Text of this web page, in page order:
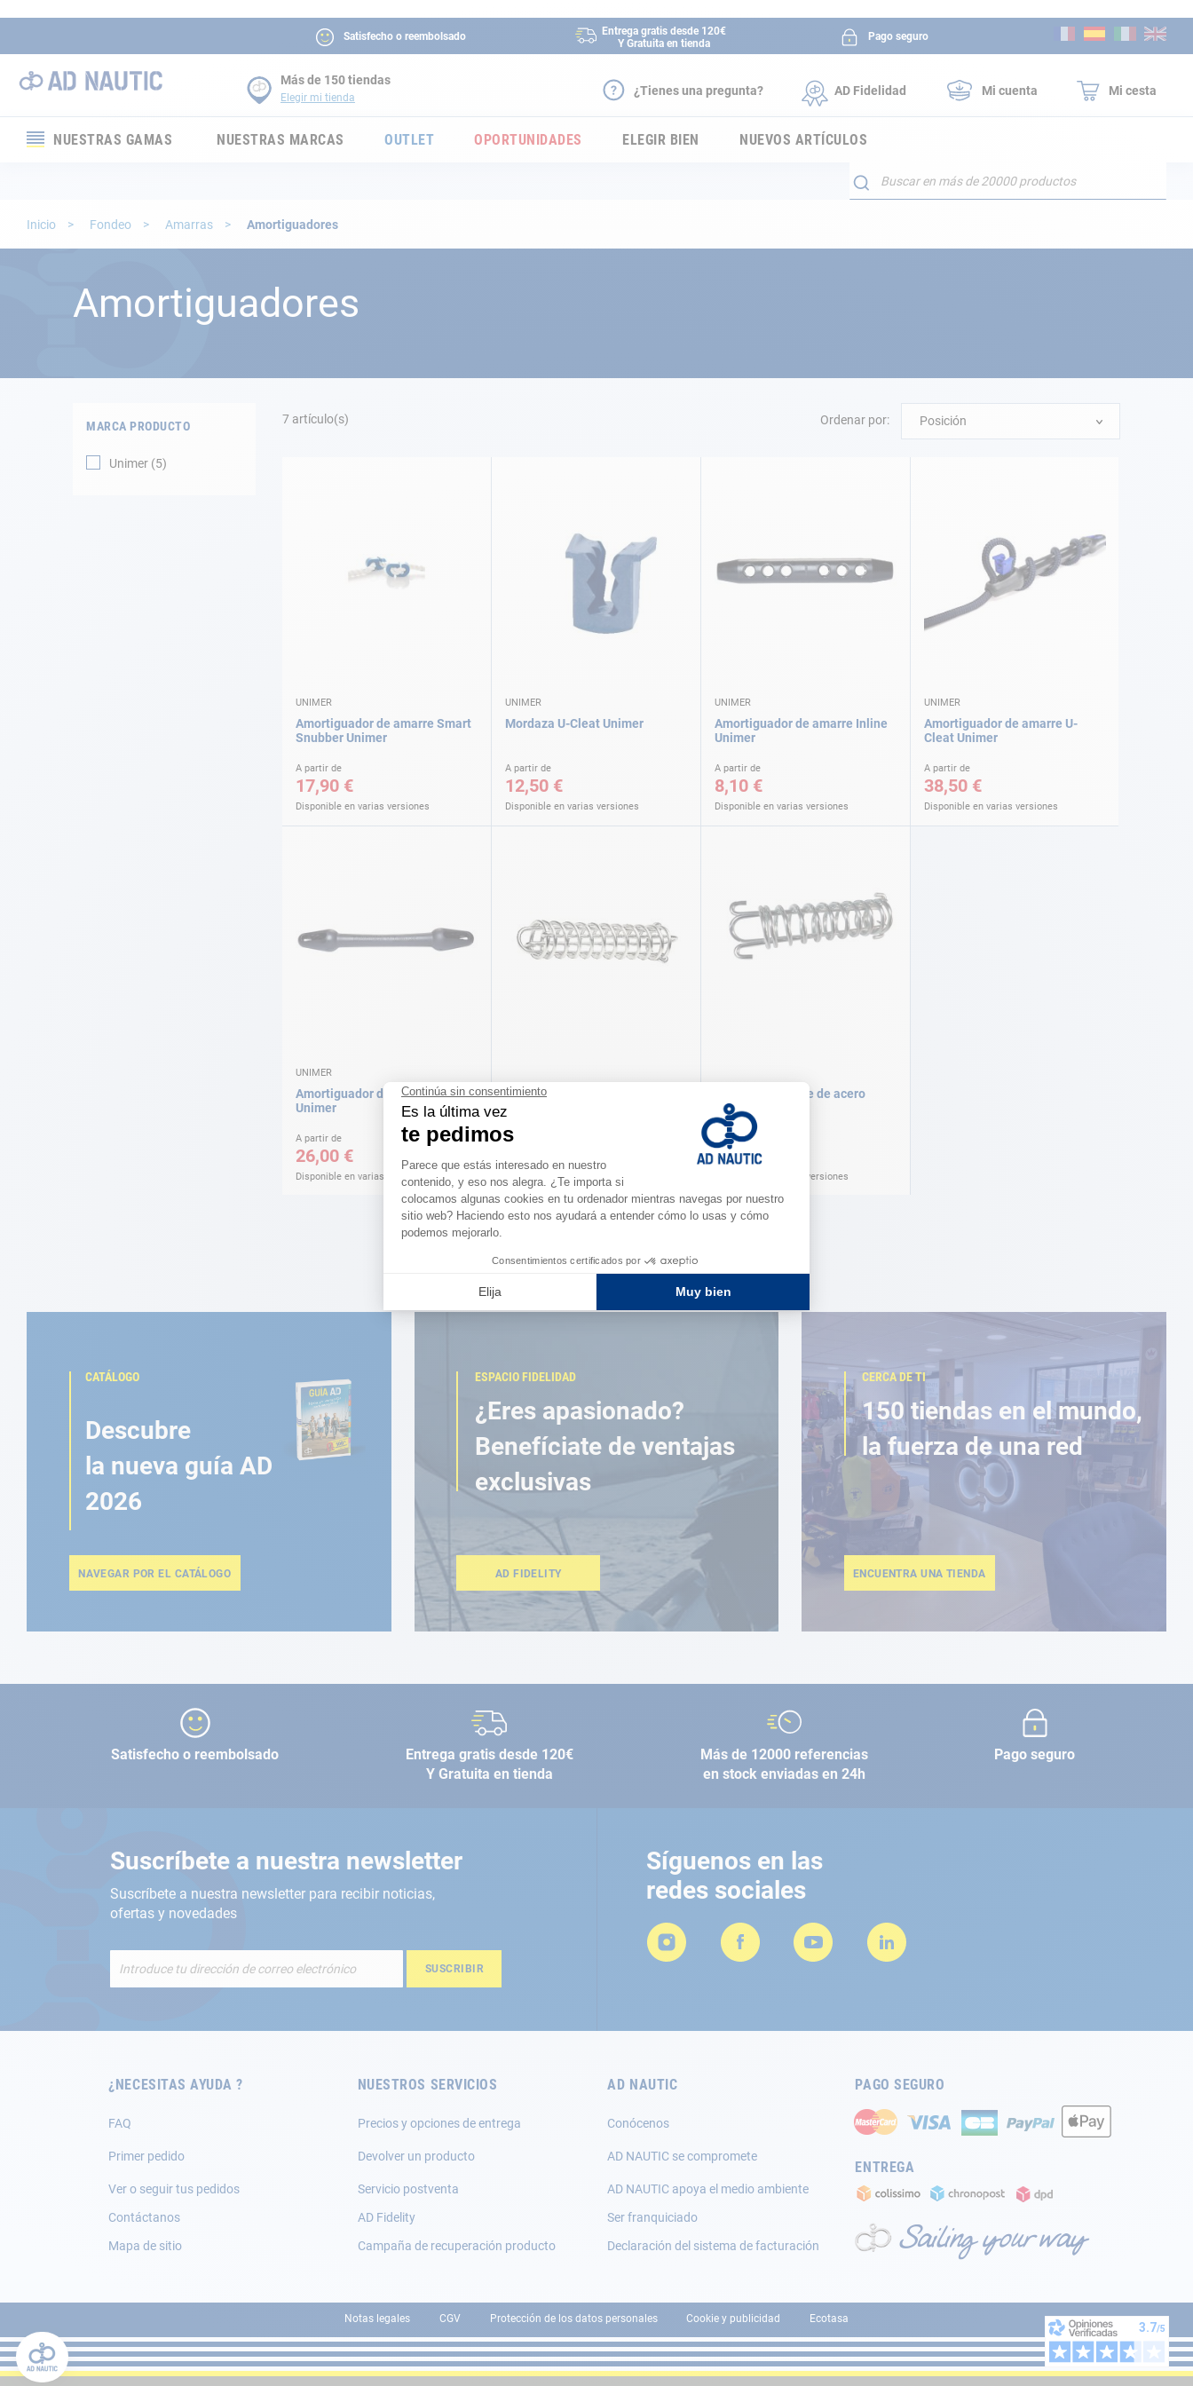
Satisfecho o reembolsado
Entrega gratis desde 120€
Y Gratuita en tienda
Pago seguro
Más de 150 tiendas
Elegir mi tienda ¿Tienes una pregunta? AD Fidelidad Mi cuenta Mi cesta
NUESTRAS GAMAS
Electricidad
Seguridad
NUESTRAS MARCAS OUTLET OPORTUNIDADES ELEGIR BIEN NUEVOS ARTÍCULOS
Buscar
Inicio Fondeo Amarras Amortiguadores
Amortiguadores
7 artículo(s) Ordenar por: Posición
UNIMER
Amortiguador de amarre Smart
Snubber Unimer
A partir de
17,90 €
Disponible en varias versiones
UNIMER
Mordaza U-Cleat Unimer
A partir de
12,50 €
Disponible en varias versiones
UNIMER
Amortiguador de amarre Inline
Unimer
A partir de
8,10 €
Disponible en varias versiones
UNIMER
Amortiguador de amarre U-
Cleat Unimer
A partir de
38,50 €
Disponible en varias versiones
UNIMER
Amortiguador de amarre clásico
Unimer
A partir de
26,00 €
Disponible en varias versiones
Muelle de amarre inox
A partir de
23,90 €
Disponible en varias versiones
Muelle de amarre de acero
cadmio
A partir de
36,90 €
Disponible en varias versiones
MARCA PRODUCTO
Unimer 5
CATÁLOGO
Descubre
la nueva guía AD
2026
NAVEGAR POR EL CATÁLOGO
ESPACIO FIDELIDAD
¿Eres apasionado?
Benefíciate de ventajas
exclusivas
AD FIDELITY
CERCA DE TI
150 tiendas en el mundo,
la fuerza de una red
ENCUENTRA UNA TIENDA
Satisfecho o reembolsado
Entrega gratis desde 120€
Y Gratuita en tienda
Más de 12000 referencias
en stock enviadas en 24h
Pago seguro
Suscríbete a nuestra newsletter
Suscríbete a nuestra newsletter para recibir noticias,
ofertas y novedades
de
SUSCRIBIR
Síguenos en las
redes sociales
¿NECESITAS AYUDA ?
FAQ
Primer pedido
Ver o seguir tus pedidos
Contáctanos
Mapa de sitio
NUESTROS SERVICIOS
Precios y opciones de entrega
Devolver un producto
Servicio postventa
AD Fidelity
Campaña de recuperación producto
AD NAUTIC
Conócenos
AD NAUTIC se compromete
AD NAUTIC apoya el medio ambiente
Ser franquiciado
Declaración del sistema de facturación
PAGO SEGURO
ENTREGA
Notas legales CGV Protección de los datos personales Cookie y publicidad Ecotasa